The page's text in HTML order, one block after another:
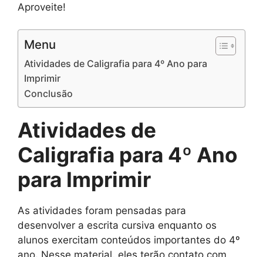
Aproveite!
Menu
Atividades de Caligrafia para 4º Ano para
Imprimir
Conclusão
Atividades de
Caligrafia para 4º Ano
para Imprimir
As atividades foram pensadas para
desenvolver a escrita cursiva enquanto os
alunos exercitam conteúdos importantes do 4º